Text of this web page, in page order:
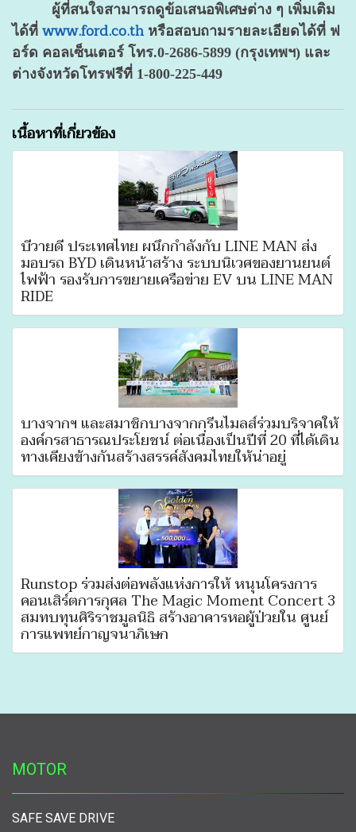
ผู้ที่สนใจสามารถดูข้อเสนอพิเศษต่าง ๆ เพิ่มเติม
ได้ที่ www.ford.co.th หรือสอบถามรายละเอียดได้ที่ ฟ
อร์ด คอลเซ็นเตอร์ โทร.0-2686-5899 (กรุงเทพฯ) และ
ต่างจังหวัดโทรฟรีที่ 1-800-225-449
เนื้อหาที่เกี่ยวข้อง
บีวายดี ประเทศไทย ผนึกกำลังกับ LINE MAN ส่ง
มอบรถ BYD เดินหน้าสร้าง ระบบนิเวศของยานยนต์
ไฟฟ้า รองรับการขยายเครือข่าย EV บน LINE MAN
RIDE
บางจากฯ และสมาชิกบางจากกรีนไมลส์ร่วมบริจาคให้
องค์กรสาธารณประโยชน์ ต่อเนื่องเป็นปีที่ 20 ที่ได้เดิน
ทางเคียงข้างกันสร้างสรรค์สังคมไทยให้น่าอยู่
Runstop ร่วมส่งต่อพลังแห่งการให้ หนุนโครงการ
คอนเสิร์ตการกุศล The Magic Moment Concert 3
สมทบทุนศิริราชมูลนิธิ สร้างอาคารหอผู้ป่วยใน ศูนย์
การแพทย์กาญจนาภิเษก
MOTOR
SAFE SAVE DRIVE